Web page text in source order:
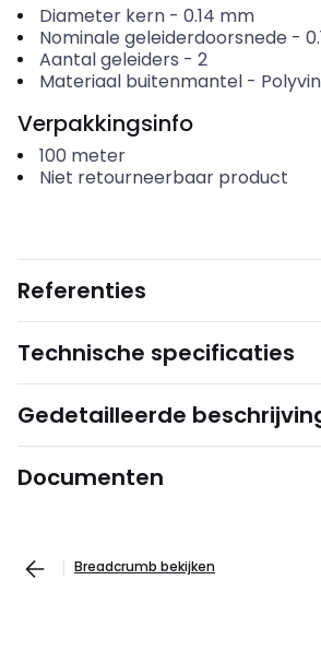
Diameter kern- 0.14 mm
Nominale geleiderdoorsnede -
Aantal geleiders - 2
Materiaal buitenmantel-
Verpakkingsinfo
100 meter
Niet retourneerbaar product
Referenties
Technische specificaties
Gedetailleerde
Documenten
Breadcrumb bekijken